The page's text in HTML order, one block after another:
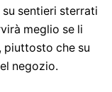
sentieri sterrati
meglio se li
piuttosto che su
negozio.